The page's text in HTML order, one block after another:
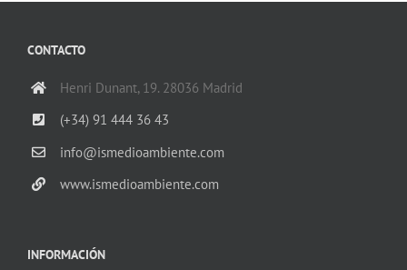
CONTACTO
Henri Dunant, 19. 28036 Madrid
(+34) 91 444 36 43
info@ismedioambiente.com
www.ismedioambiente.com
INFORMACIÓN